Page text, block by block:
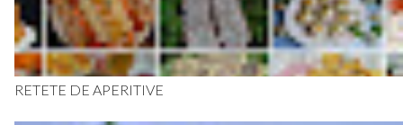
RETETE DE APERITIVE